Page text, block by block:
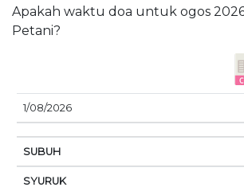
Apakah waktu doa untuk ogos
Petani?
TARIKH SUBUH SYURUK
1/08/2026